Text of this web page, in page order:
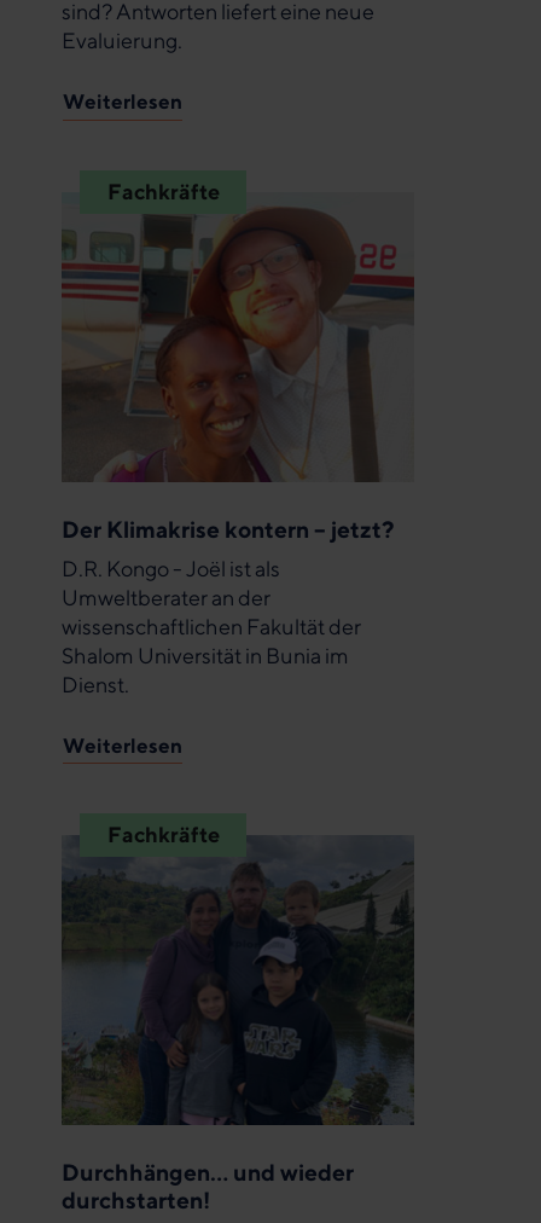
sind? Antworten liefert eine neue
Evaluierung.
Weiterlesen
Fachkräfte
Der Klimakrise kontern – jetzt?
D.R. Kongo - Joël ist als
Umweltberater an der
wissenschaftlichen Fakultät der
Shalom Universität in Bunia im
Dienst.
Weiterlesen
Fachkräfte
Durchhängen… und wieder
durchstarten!